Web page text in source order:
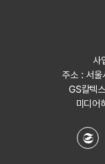
사
주소 : 서
GS칼텍
미디어